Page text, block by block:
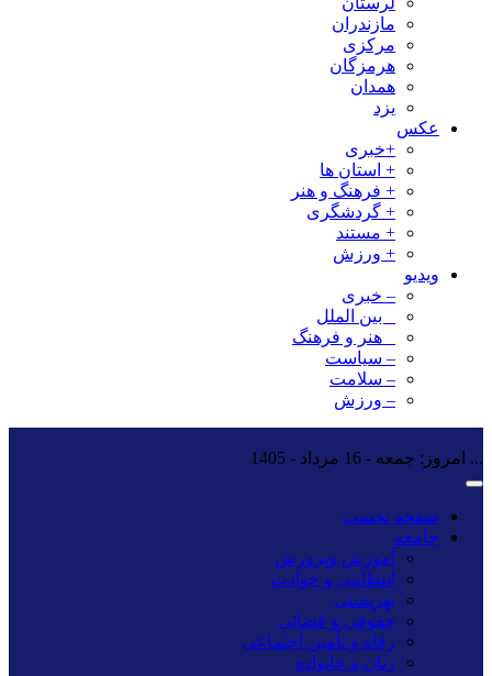
مازندران
مرکزی
هرمزگان
همدان
یزد
عکس
+خبری
+ استان ها
+ فرهنگ و هنر
+ گردشگری
+ مستند
+ ورزش
ویدیو
– خبری
_ بین الملل
_ هنر و فرهنگ
– سیاست
– سلامت
– ورزش
... امروز: جمعه - 16 مرداد - 1405
صفحه نخست
جامعه
آموزش وپرورش
انتظامی و حوادث
بهزیستی
حقوقی و قضائی
رفاه و تأمین اجتماعی
زنان و خانواده